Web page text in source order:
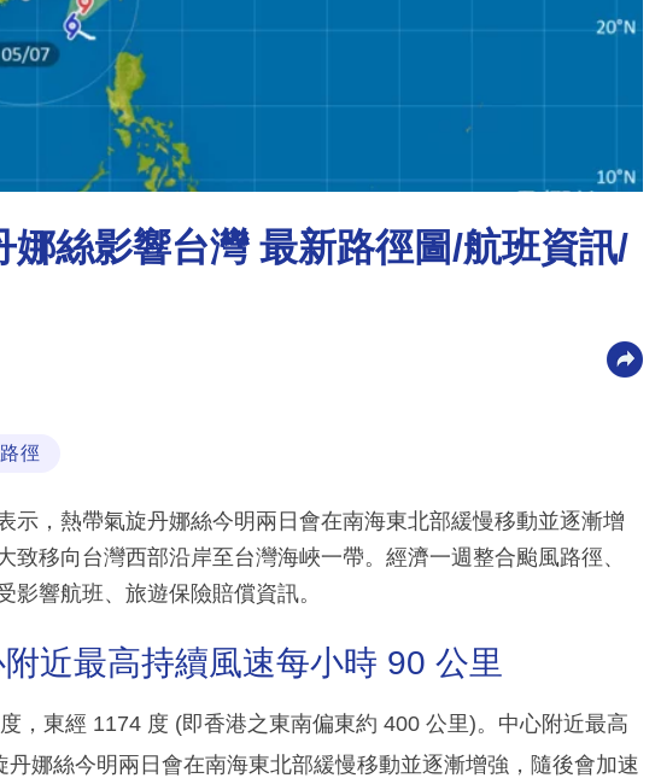
娜絲影響台灣 最新路徑圖/航班資訊/
路徑
示，熱帶氣旋丹娜絲今明兩日會在南海東北部緩慢移動並逐漸增
致移向台灣西部沿岸至台灣海峽一帶。經濟一週整合颱風路徑、
響航班、旅遊保險賠償資訊。
近最高持續風速每小時 90 公里
，東經 1174 度 (即香港之東南偏東約 400 公里)。中心附近最高
娜絲今明兩日會在南海東北部緩慢移動並逐漸增強，隨後會加速